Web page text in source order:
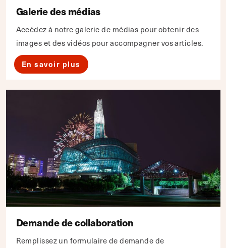
Galerie des médias
Accédez à notre galerie de médias pour obtenir des
images et des vidéos pour accompagner vos articles.
En savoir plus
Demande de collaboration
Remplissez un formulaire de demande de